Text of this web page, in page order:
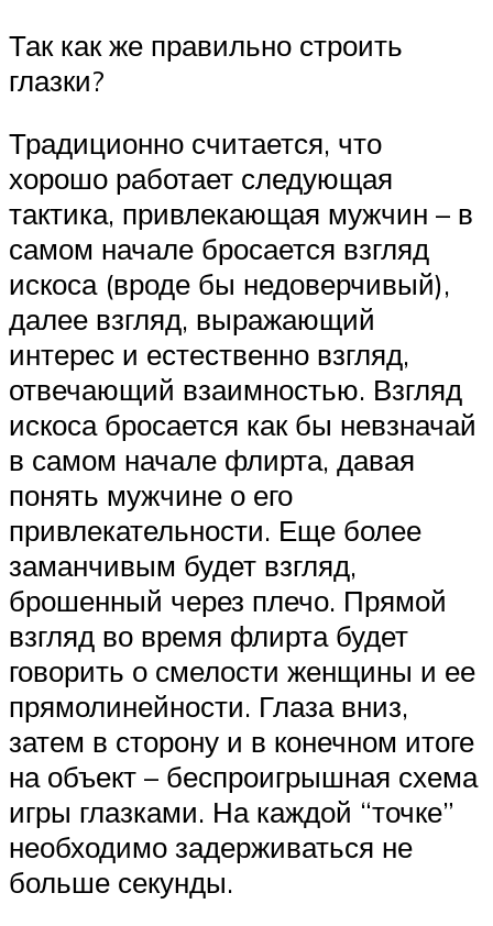
Так как же правильно строить
глазки?
Традиционно считается, что
хорошо работает следующая
тактика, привлекающая мужчин – в
самом начале бросается взгляд
искоса (вроде бы недоверчивый),
далее взгляд, выражающий
интерес и естественно взгляд,
отвечающий взаимностью. Взгляд
искоса бросается как бы невзначай
в самом начале флирта, давая
понять мужчине о его
привлекательности. Еще более
заманчивым будет взгляд,
брошенный через плечо. Прямой
взгляд во время флирта будет
говорить о смелости женщины и ее
прямолинейности. Глаза вниз,
затем в сторону и в конечном итоге
на объект – беспроигрышная схема
игры глазками. На каждой “точке”
необходимо задерживаться не
больше секунды.